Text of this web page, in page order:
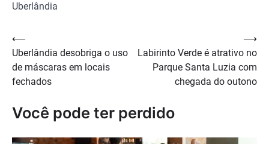
Uberlândia
Navegação
de
Post
⟵
Uberlândia desobriga o uso
de máscaras em locais
fechados
Labirinto Verde é atrativo no
Parque Santa Luzia com
chegada do outono
⟶
Você pode ter perdido